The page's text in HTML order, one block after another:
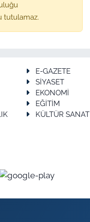
tutulamaz.
E-GAZETE
SİYASET
EKONOMİ
EĞİTİM
KÜLTÜR SANAT